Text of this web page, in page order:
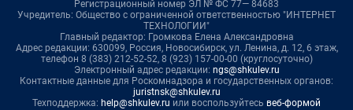
Регистрационный номер ЭЛ № ФС 77— 84683
Учредитель: Общество с ограниченной ответственностью "ИНТЕРНЕТ
ТЕХНОЛОГИИ"
Главный редактор: Громкова Елена Александровна
Адрес редакции: 630099, Россия, Новосибирск, ул. Ленина, д. 12, 6 этаж,
телефон 8 (383) 212-52-52, 8 (923) 157-00-00 (круглосуточно)
Электронный адрес редакции: ngs@shkulev.ru
Контактные данные для Роскомнадзора и государственных органов:
juristnsk@shkulev.ru
Техподдержка: help@shkulev.ru или воспользуйтесь веб-формой